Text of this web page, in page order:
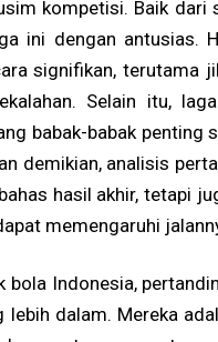
kompetisi. Baik dari
ini dengan antusias.
signifikan, terutama
Selain itu,
babak-babak
demikian, analisis
hasil akhir, tetapi
memengaruhi
bola Indonesia,
lebih dalam. Mereka